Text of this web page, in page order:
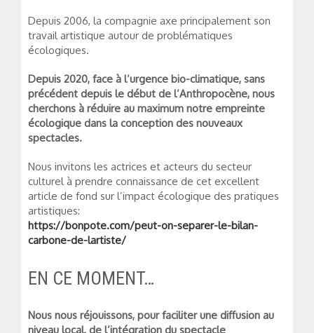
Depuis 2006, la compagnie axe principalement son
travail artistique autour de problématiques
écologiques.
Depuis 2020, face à l’urgence bio-climatique, sans
précédent depuis le début de l’Anthropocène, nous
cherchons à réduire au maximum notre empreinte
écologique dans la conception des nouveaux
spectacles.
Nous invitons les actrices et acteurs du secteur
culturel à prendre connaissance de cet excellent
article de fond sur l’impact écologique des pratiques
artistiques:
https://bonpote.com/peut-on-separer-le-bilan-
carbone-de-lartiste/
EN CE MOMENT…
Nous nous réjouissons, pour faciliter une diffusion au
niveau local, de l’intégration du spectacle